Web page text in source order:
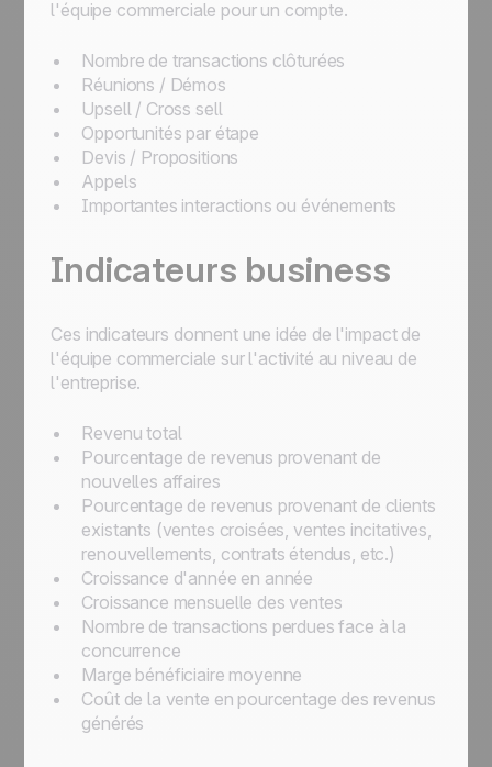
l'équipe commerciale pour un compte.
Nombre de transactions clôturées
Réunions / Démos
Upsell / Cross sell
Opportunités par étape
Devis / Propositions
Appels
Importantes interactions ou événements
Indicateurs business
Ces indicateurs donnent une idée de l'impact de
l'équipe commerciale sur l'activité au niveau de
l'entreprise.
Revenu total
Pourcentage de revenus provenant de
nouvelles affaires
Pourcentage de revenus provenant de clients
existants (ventes croisées, ventes incitatives,
renouvellements, contrats étendus, etc.)
Croissance d'année en année
Croissance mensuelle des ventes
Nombre de transactions perdues face à la
concurrence
Marge bénéficiaire moyenne
Coût de la vente en pourcentage des revenus
générés